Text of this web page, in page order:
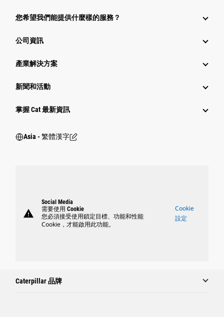
您希望我們能提供什麼樣的服務？
公司資訊
產業解決方案
新聞和活動
掌握 Cat 最新資訊
Asia - 繁體漢字
warning
Social Media
需要使用 Cookie
您必須接受使用鎖定目標、功能和性能
Cookie，才能啟用此功能。
Cookie
設定
Caterpillar 品牌